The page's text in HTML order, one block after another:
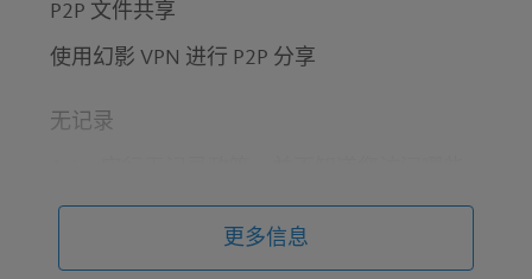
P2P 文件共享
使用幻影 VPN 进行 P2P 分享
无记录
网站
简单易用
更多信息